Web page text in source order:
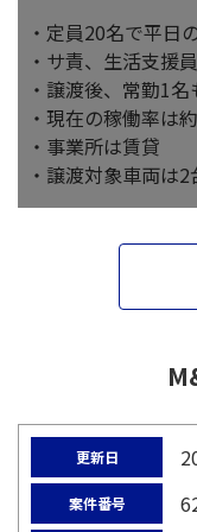
・定員20名で平日
・サ責、生活支援
・譲渡後、常勤1
・現在の稼働率は
・事業所は賃貸
・譲渡対象車両は2
更新日
案件番号